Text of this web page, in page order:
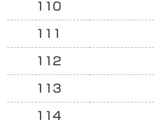
110
111
112
113
114